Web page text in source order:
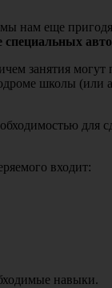
нам еще
занятия
школы
для
входит:
навыки.